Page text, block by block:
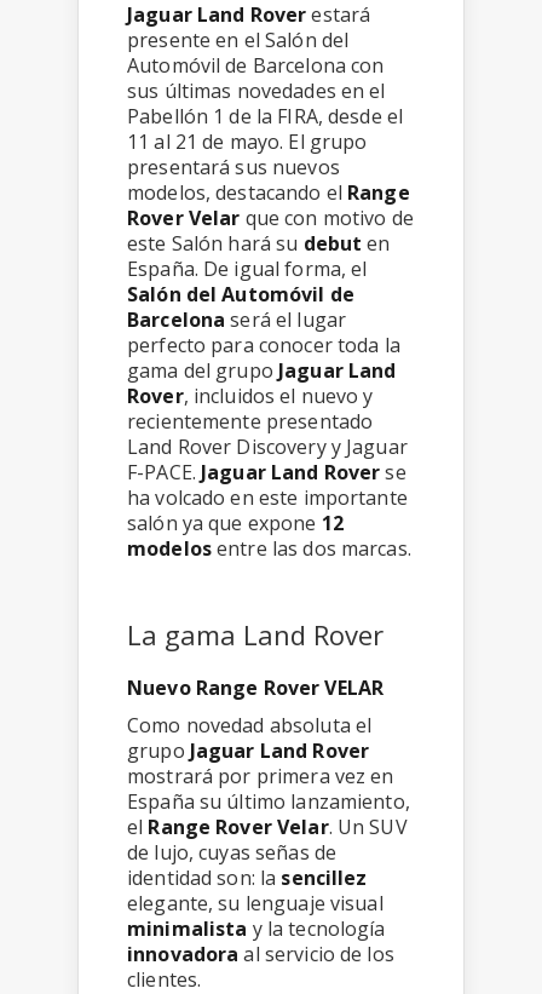
Jaguar Land Roverestará
presente en el Salón del
Automóvil de Barcelona con
sus últimas novedades en el
Pabellón 1 de la FIRA, desde el
11 al 21 de mayo. El grupo
presentará sus nuevos
modelos, destacando el Range
Rover Velar que con motivo de
este Salón hará su debut en
España. De igual forma, el
Salón del Automóvil de
Barcelona será el lugar
perfecto para conocer toda la
gama del grupo Jaguar Land
Rover, incluidos el nuevo y
recientemente presentado
Land Rover Discovery y Jaguar
F-PACE. Jaguar Land Roverse
ha volcado en este importante
salón ya que expone 12
modelosentre las dos marcas.
La gama Land Rover
Nuevo Range Rover VELAR
Como novedad absoluta el
grupo Jaguar Land Rover
mostrará por primera vez en
España su último lanzamiento,
el Range Rover Velar. Un SUV
de lujo, cuyas señas de
identidad son: la sencillez
elegante, su lenguaje visual
minimalista y la tecnología
innovadora al servicio de los
clientes.